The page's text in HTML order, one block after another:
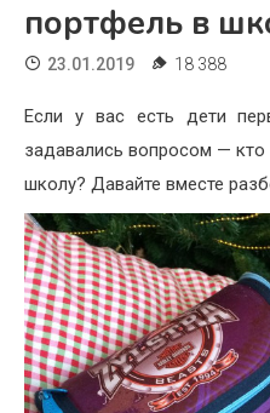
Жизнь
Хобби
Красота
Недвижимость
портфель в
23.01.2019 18 388
Если у вас есть дети
задавались вопросом —
школу? Давайте вместе